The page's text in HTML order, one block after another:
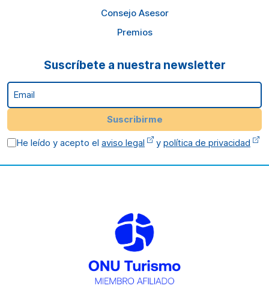
Consejo Asesor
Premios
Suscríbete a nuestra newsletter
Email
Suscribirme
He leído y acepto elaviso legal ypolítica de privacidad